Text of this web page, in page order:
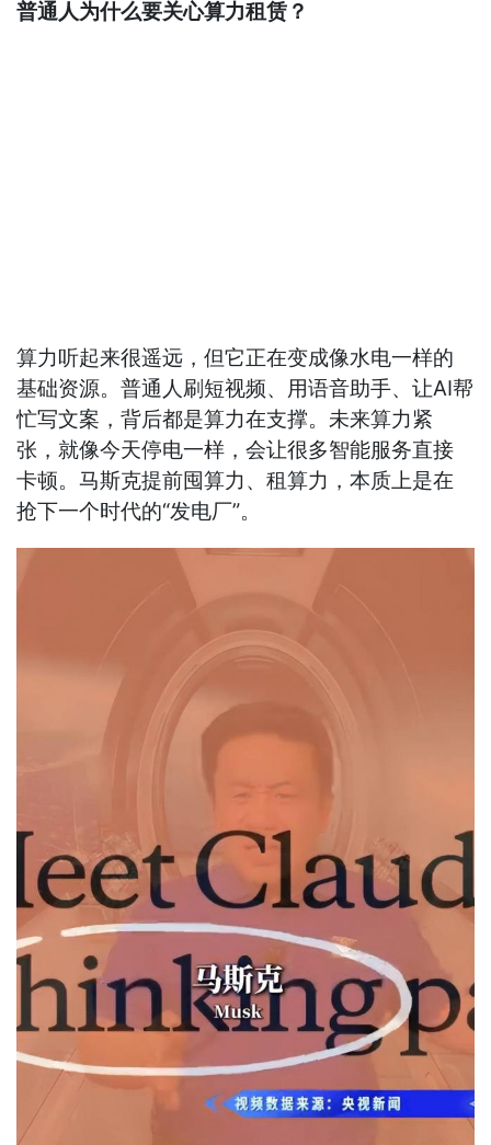
普通人为什么要关心算力租赁？
算力听起来很遥远，但它正在变成像水电一样的
基础资源。普通人刷短视频、用语音助手、让AI帮
忙写文案，背后都是算力在支撑。未来算力紧
张，就像今天停电一样，会让很多智能服务直接
卡顿。马斯克提前囤算力、租算力，本质上是在
抢下一个时代的“发电厂”。